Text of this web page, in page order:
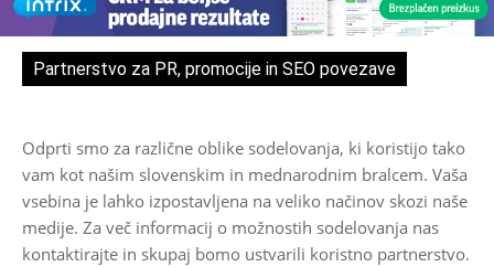
Partnerstvo za PR, promocije in SEO povezave
Odprti smo za različne oblike sodelovanja, ki koristijo tako
vam kot našim slovenskim in mednarodnim bralcem. Vaša
vsebina je lahko izpostavljena na veliko načinov skozi naše
medije. Za več informacij o možnostih sodelovanja nas
kontaktirajte in skupaj bomo ustvarili koristno partnerstvo.